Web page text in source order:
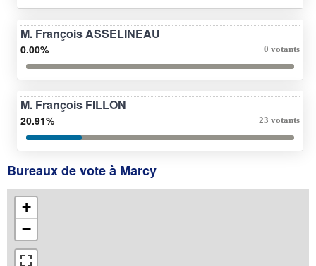
M. François ASSELINEAU
0.00% 0 votants
M. François FILLON
20.91% 23 votants
Bureaux de vote à Marcy
+
−